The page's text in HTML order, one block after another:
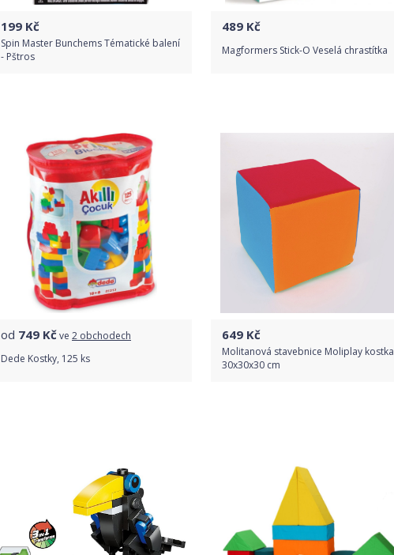
199 Kč
Spin Master Bunchems Tématické balení
- Pštros
Detail produktu
489 Kč
Magformers Stick-O Veselá chrastítka
od 749 Kčve 2 obchodech
Dede Kostky, 125 ks
649 Kč
Molitanová stavebnice Moliplay kostka
30x30x30 cm